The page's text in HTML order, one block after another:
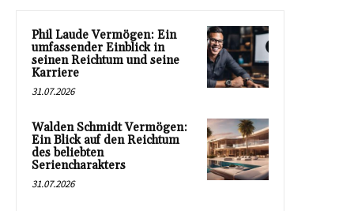
Phil Laude Vermögen: Ein
umfassender Einblick in
seinen Reichtum und seine
Karriere
31.07.2026
Walden Schmidt Vermögen:
Ein Blick auf den Reichtum
des beliebten
Seriencharakters
31.07.2026